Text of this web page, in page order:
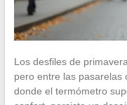
Los desfiles de
pero entre las pasarelas
donde el termómetro